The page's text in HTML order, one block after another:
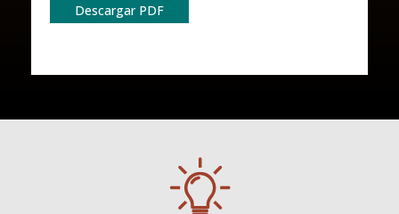
Descargar PDF